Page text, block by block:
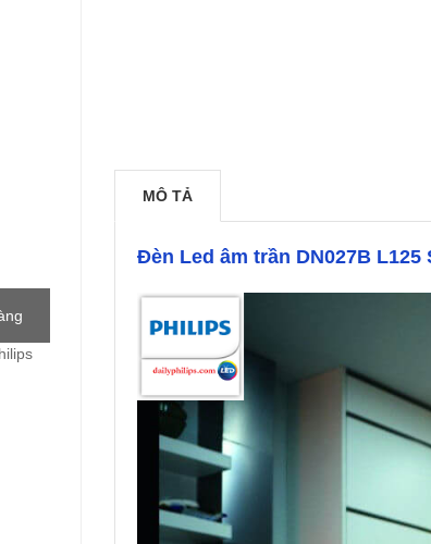
MÔ TẢ
Đèn Led âm trần DN027B L125